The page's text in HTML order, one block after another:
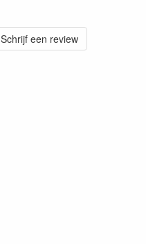
Schrijf een review